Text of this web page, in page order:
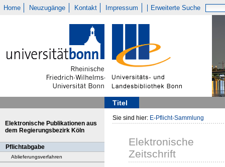
Home Neuzugänge Kontakt Impressum Erweiterte Suche
Titel
Elektronische Publikationen aus
dem Regierungsbezirk Köln
Pflichtabgabe
Ablieferungsverfahren
Sie sind hier: E-Pflicht-Sammlung
Elektronische
Zeitschrift